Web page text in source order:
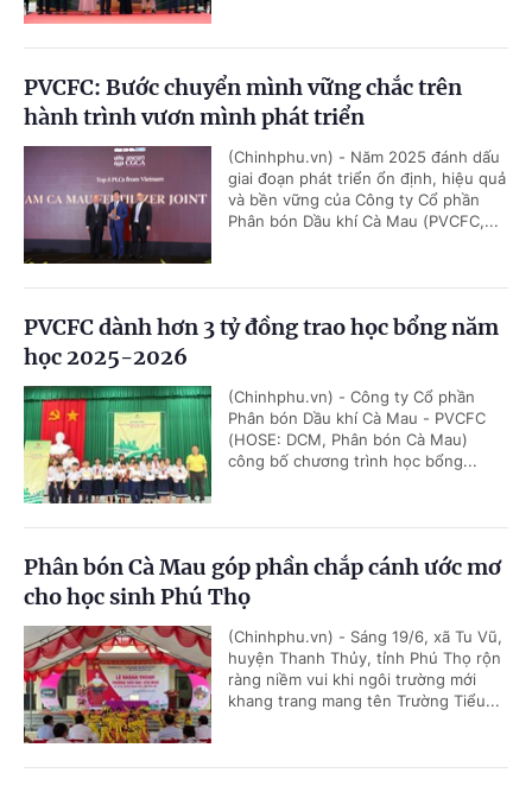
PVCFC: Bước chuyển mình vững chắc trên
hành trình vươn mình phát triển
(Chinhphu.vn) - Năm 2025 đánh dấu
giai đoạn phát triển ổn định, hiệu quả
và bền vững của Công ty Cổ phần
Phân bón Dầu khí Cà Mau (PVCFC,...
PVCFC dành hơn 3 tỷ đồng trao học bổng năm
học 2025-2026
(Chinhphu.vn) - Công ty Cổ phần
Phân bón Dầu khí Cà Mau - PVCFC
(HOSE: DCM, Phân bón Cà Mau)
công bố chương trình học bổng...
Phân bón Cà Mau góp phần chắp cánh ước mơ
cho học sinh Phú Thọ
(Chinhphu.vn) - Sáng 19/6, xã Tu Vũ,
huyện Thanh Thủy, tỉnh Phú Thọ rộn
ràng niềm vui khi ngôi trường mới
khang trang mang tên Trường Tiểu...